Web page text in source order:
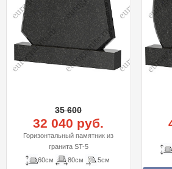
35 600
32 040 руб.
Горизонтальный памятник из
гранита ST-5
60см
80см 5см